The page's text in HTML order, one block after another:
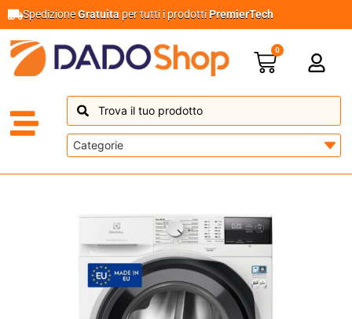
SpedizioneGratuita per tutti i prodottiPremierTech
0